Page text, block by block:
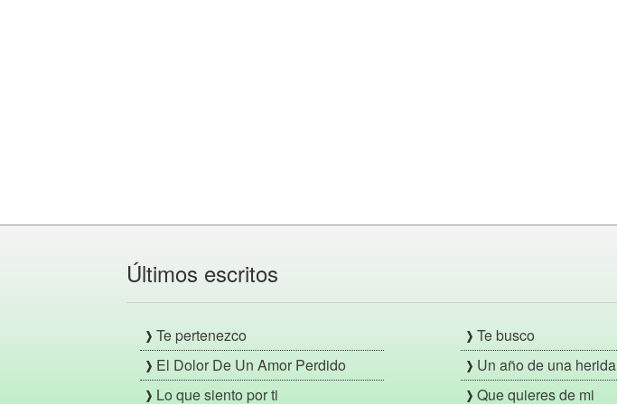
Últimos escritos
Te pertenezco
El Dolor De Un Amor Perdido
Lo que siento por ti
Te busco
Un año de una herida
Que quieres de mi